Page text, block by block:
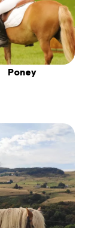
Poney